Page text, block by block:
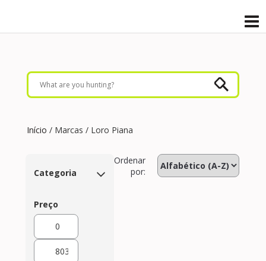
Início / Marcas / Loro Piana
Categoria
Preço
Ordenar
por: